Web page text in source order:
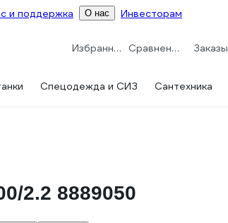
и поддержка О нас Инвесторам
Избранное Сравнение Заказы
Спецодежда и СИЗ Сантехника
2.2 8889050